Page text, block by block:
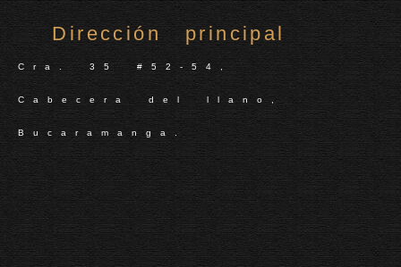
Dirección principal
Cra. 35 #52-54,
Cabecera del llano,
Bucaramanga.